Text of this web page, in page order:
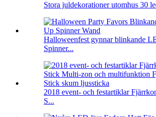
Stora juldekorationer utomhus 30
Halloweenfest gynnar blinkande
Spinner...
2018 event- och festartiklar
S...